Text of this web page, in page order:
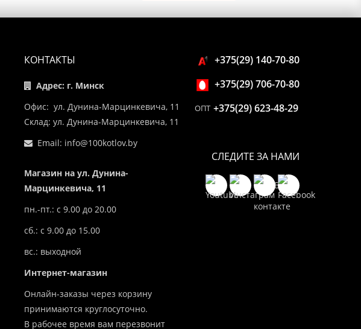
КОНТАКТЫ
Адрес: г. Минск
Офис: ул. Дунина-Марцинкевича, 11
Склад: ул. Дунина-Марцинкевича, 11
Email: info@100kotlov.by
Магазин на ул. Дунина-
Марцинкевича, 11
пн.-пт.: с 9.00 до 20.00
сб.: с 9.00 до 15.00
вс.: выходной
Интернет-магазин
Онлайн-заказы через корзину
принимаются круглосуточно.
В рабочее время вам перезвонит
+375(29) 140-70-80
+375(29) 706-70-80
ОПТ +375(29) 623-48-29
СЛЕДИТЕ ЗА НАМИ